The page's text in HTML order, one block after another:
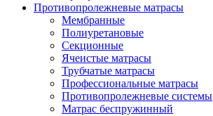
Противопролежневые матрасы
Мембранные
Полиуретановые
Секционные
Ячеистые матрасы
Трубчатые матрасы
Профессиональные матрасы
Противопролежневые системы
Матрас беспружинный